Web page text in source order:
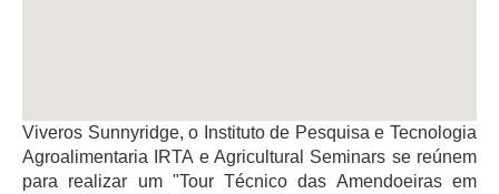
Viveros Sunnyridge, o Instituto de Pesquisa e Tecnologia
Agroalimentaria IRTA e Agricultural Seminars se reúnem
para realizar um "Tour Técnico das Amendoeiras em